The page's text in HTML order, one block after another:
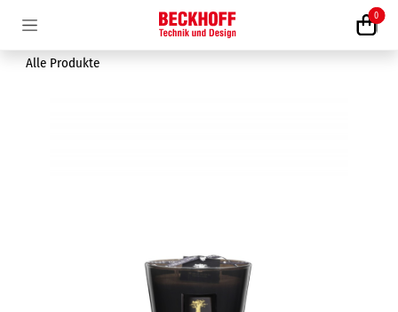
0
Alle Produkte